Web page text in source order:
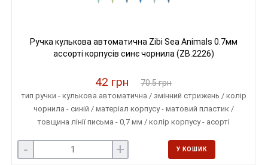
Ручка кулькова автоматична Zibi Sea Animals 0.7мм
ассорті корпусів синє чорнила (ZB.2226)
42 грн 70.5 грн
тип ручки - кулькова автоматична / змінний стрижень / колір
чорнила - синій / матеріал корпусу - матовий пластик /
товщина лінії письма - 0,7 мм / колір корпусу - асорті
- + У КОШИК